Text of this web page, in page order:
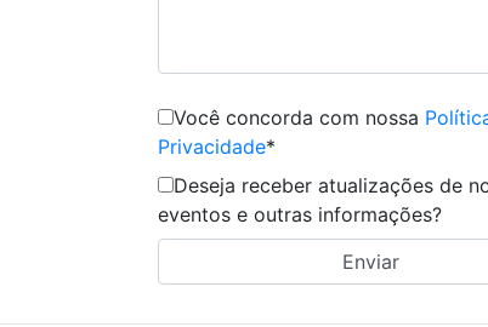
Você concorda com nossa
Privacidade*
Deseja receber atualizações de
eventos e outras informações?